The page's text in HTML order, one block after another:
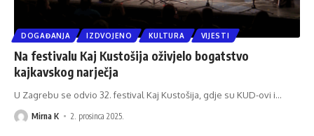
DOGAĐANJA IZDVOJENO KULTURA VIJESTI
Na festivalu Kaj Kustošija oživjelo bogatstvo
kajkavskog narječja
U Zagrebu se odvio 32. festival Kaj Kustošija, gdje su KUD-ovi i…
Mirna K 2. prosinca 2025.